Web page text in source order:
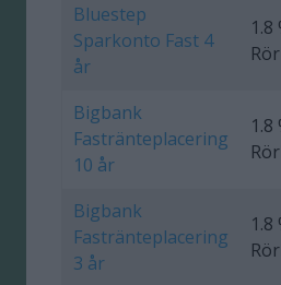
Bluestep
Sparkonto Fast 4
år
1.8
Bigbank
Fastränteplacering
10 år
1.8
Bigbank
Fastränteplacering
3 år
1.8